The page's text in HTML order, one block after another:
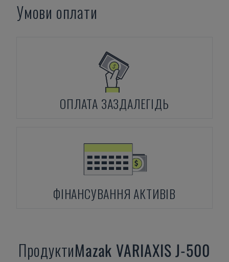
Умови оплати
ОПЛАТА ЗАЗДАЛЕГІДЬ
ФІНАНСУВАННЯ АКТИВІВ
ПродуктиMazak VARIAXIS J-500